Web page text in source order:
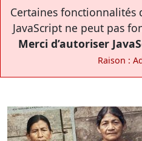
Certaines fonctionnalités
JavaScript ne peut pas
Merci d’autoriser
Raison :